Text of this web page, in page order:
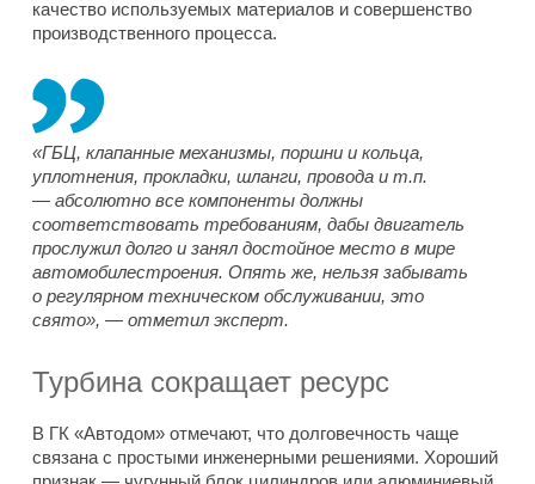
качество используемых материалов и совершенство
производственного процесса.
«ГБЦ, клапанные механизмы, поршни и кольца,
уплотнения, прокладки, шланги, провода и т.п.
— абсолютно все компоненты должны
соответствовать требованиям, дабы двигатель
прослужил долго и занял достойное место в мире
автомобилестроения. Опять же, нельзя забывать
о регулярном техническом обслуживании, это
свято», — отметил эксперт.
Турбина сокращает ресурс
В ГК «Автодом» отмечают, что долговечность чаще
связана с простыми инженерными решениями. Хороший